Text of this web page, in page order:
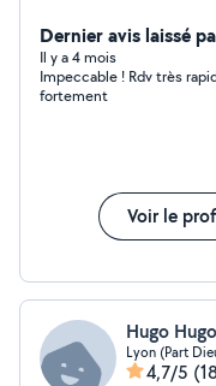
Dernier avis laissé
Il y a 4 mois
Impeccable ! Rdv très rapide,
fortement
Voir le
Hugo Hugo
Lyon (Part
4,7/5